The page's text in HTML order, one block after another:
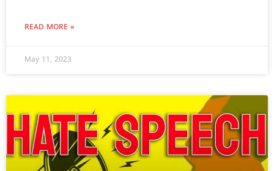
READ MORE »
May 11, 2023